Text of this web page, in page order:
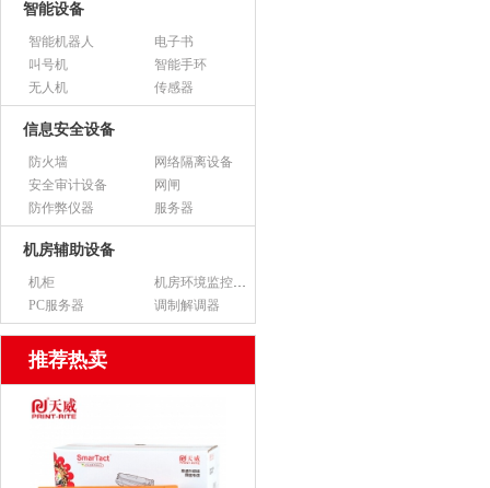
智能设备
智能机器人
电子书
叫号机
智能手环
无人机
传感器
信息安全设备
防火墙
网络隔离设备
安全审计设备
网闸
防作弊仪器
服务器
机房辅助设备
机柜
机房环境监控设备
PC服务器
调制解调器
推荐热卖